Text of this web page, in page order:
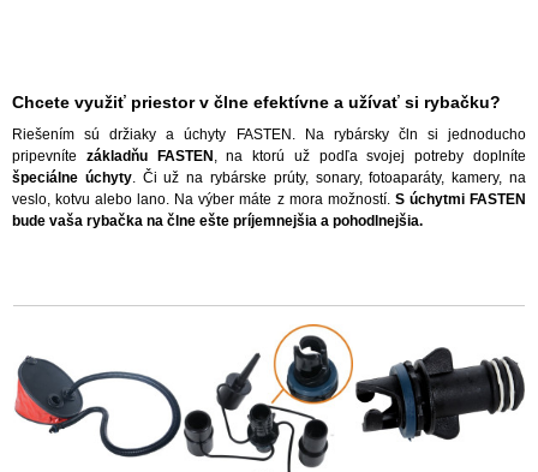
Chcete využiť priestor v člne efektívne a užívať si rybačku?
Riešením sú držiaky a úchyty FASTEN. Na rybársky čln si jednoducho
pripevníte základňu FASTEN , na ktorú už podľa svojej potreby doplníte
špeciálne úchyty. Či už na rybárske prúty, sonary, fotoaparáty, kamery, na
veslo, kotvu alebo lano. Na výber máte z mora možností. S úchytmi FASTEN
bude vaša rybačka na člne ešte príjemnejšia a pohodlnejšia.